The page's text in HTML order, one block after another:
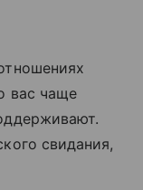
вас чаще
свидания,